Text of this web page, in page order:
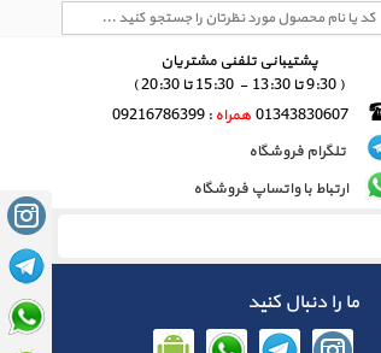
پشتیبانی تلفنی مشتریان
( 9:30 تا 13:30 - 15:30 تا 20:30 )
01343830607 همراه : 09216786399
تلگرام فروشگاه
ارتباط با واتساپ فروشگاه
ما را دنبال کنید